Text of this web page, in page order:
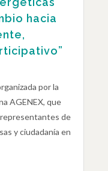
hacia
por la
AGENEX, que
de
y ciudadanía en